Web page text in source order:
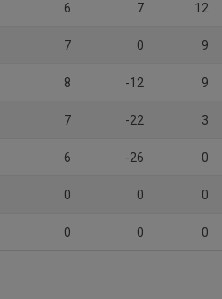
6 7 12
7 0 9
8 -12 9
7 -22 3
6 -26 0
0 0 0
0 0 0